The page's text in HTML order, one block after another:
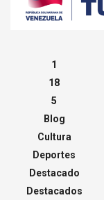
1
18
5
Blog
Cultura
Deportes
Destacado
Destacados